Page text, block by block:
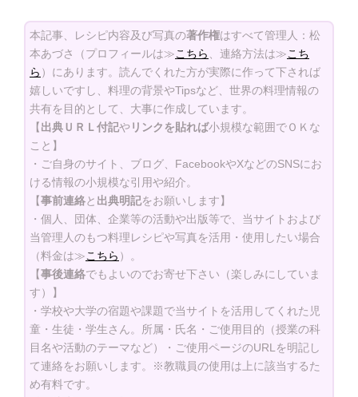
本記事、レシピ内容及び写真の著作権はすべて管理人：松
本あづさ（プロフィールは≫こちら 、連絡方法は≫こち
ら ）にあります。読んでくれた方が実際に作って下されば
嬉しいですし、料理の背景やTipsなど、世界の料理情報の
共有を目的として、大事に作成しています。
【出典ＵＲＬ付記やリンクを貼れば小規模な範囲でＯＫな
こと】
・ご自身のサイト、ブログ、FacebookやXなどのSNSにお
ける情報の小規模な引用や紹介。
【事前連絡と 出典明記をお願いします】
・個人、団体、企業等の活動や出版等で、当サイトおよび
当管理人のもつ料理レシピや写真を活用・使用したい場合
（料金は≫こちら ）。
【事後連絡でもよいのでお寄せ下さい（楽しみにしていま
す）】
・学校や大学の宿題や課題で当サイトを活用してくれた児
童・生徒・学生さん。所属・氏名・ご使用目的（授業の科
目名や活動のテーマなど）・ご使用ページのURLを明記し
て連絡をお願いします。※教職員の使用は上に該当するた
め有料です。